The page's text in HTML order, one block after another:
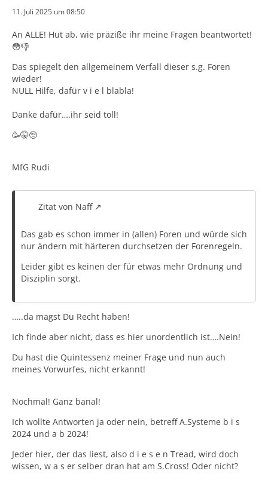
Diese sind….so sagt das Netz….
Spurhalteassistent
Adaptives Bremslicht
Unfalldatenspeicher
Alkoholempfindliche Wegfahrsperre
e sind abschaltbar! Außer diesen Notbremsassi, das ist
Ich will diesen ganzen Sch… nicht, dass macht mich
krank! Jedes 1 oder 5 km/h drüber, piepst es. Jeder
tuchierter Mittelstreifen piepst, lenkt gegen ……oh Gott!
aus…..immmer!🥳☝️😬😉🥰
Erzählt mal, B i t t e…..was und wie war es vor 2024 bei
euch und wie, bei den derzeitigen Neuwagen!
Subaru ablösen. Kein Neuwagen, sondern ehern 1-2
Jahreswagen oder, eben vor 2024 gebaut!
11. Juli 2025 um 08:50
An ALLE! Hut ab, wie präziße ihr meine Fragen beantwortet!
😳👎
Das spiegelt den allgemeinem Verfall dieser s.g. Foren
wieder!
NULL Hilfe, dafür v i e l blabla!
Danke dafür….ihr seid toll!
🥳🤫🥺
MfG Rudi
Zitat von Naff
Das gab es schon immer in (allen) Foren und würde sich
nur ändern mit härteren durchsetzen der Forenregeln.
Leider gibt es keinen der für etwas mehr Ordnung und
Disziplin sorgt.
…..da magst Du Recht haben!
Ich finde aber nicht, dass es hier unordentlich ist….Nein!
Du hast die Quintessenz meiner Frage und nun auch
meines Vorwurfes, nicht erkannt!
Nochmal! Ganz banal!
Ich wollte Antworten ja oder nein, betreff A.Systeme b i s
2024 und a b 2024!
Jeder hier, der das liest, also d i e s e n Tread, wird doch
wissen, w a s er selber dran hat am S.Cross! Oder nicht?